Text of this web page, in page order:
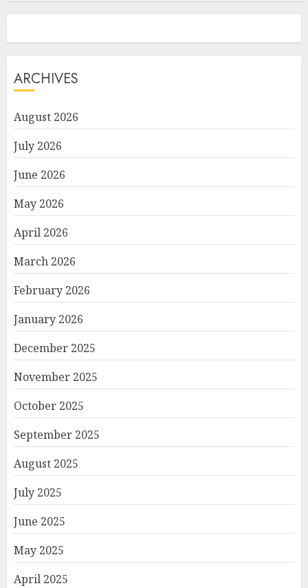
ARCHIVES
August 2026
July 2026
June 2026
May 2026
April 2026
March 2026
February 2026
January 2026
December 2025
November 2025
October 2025
September 2025
August 2025
July 2025
June 2025
May 2025
April 2025